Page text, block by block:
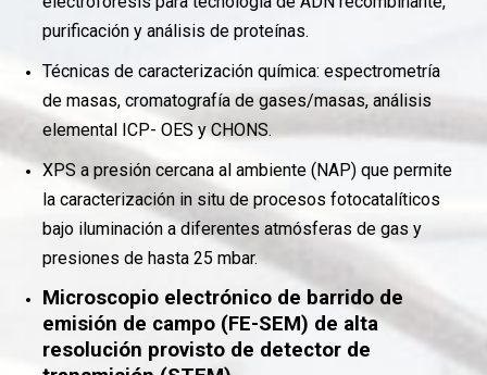
purificación y análisis de proteínas.
Técnicas de caracterización química: espectrometría
de masas, cromatografía de gases/masas, análisis
elemental ICP- OES y CHONS.
XPS a presión cercana al ambiente (NAP) que permite
la caracterización in situ de procesos fotocatalíticos
bajo iluminación a diferentes atmósferas de gas y
presiones de hasta 25 mbar.
Microscopio electrónico de barrido de
emisión de campo (FE-SEM) de alta
resolución provisto de detector de